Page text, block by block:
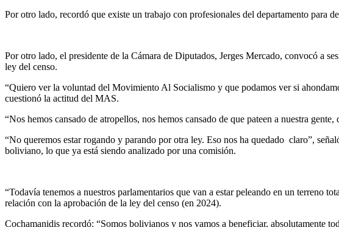
Por otro lado, recordó que existe un trabajo con profesionales del departamento para
Por otro lado, el presidente de la Cámara de Diputados, Jerges Mercado, convocó a
ley del censo.
“Quiero ver la voluntad del Movimiento Al Socialismo y que podamos ver si
cuestionó la actitud del MAS.
“Nos hemos cansado de atropellos, nos hemos cansado de que pateen a nuestra
“No queremos estar rogando y parando por otra ley. Eso nos ha quedado claro”,
boliviano, lo que ya está siendo analizado por una comisión.
“Todavía tenemos a nuestros parlamentarios que van a estar peleando en un terreno
relación con la aprobación de la ley del censo (en 2024).
Cochamanidis recordó: “Somos bolivianos y nos vamos a beneficiar, absolutamente